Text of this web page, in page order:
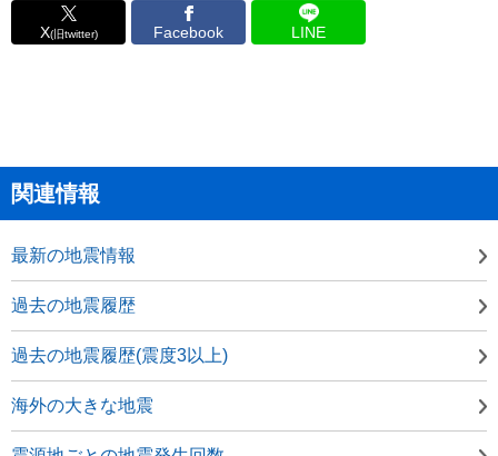
X(旧twitter) Facebook LINE
関連情報
最新の地震情報
過去の地震履歴
過去の地震履歴(震度3以上)
海外の大きな地震